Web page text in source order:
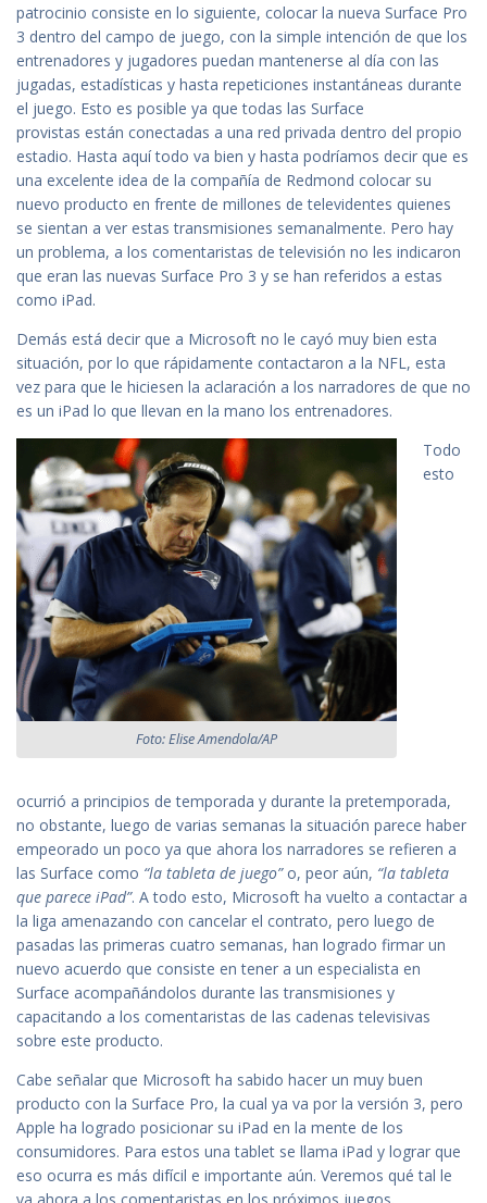
patrocinio consiste en lo siguiente, colocar la nueva Surface Pro
3 dentro del campo de juego, con la simple intención de que los
entrenadores y jugadores puedan mantenerse al día con las
jugadas, estadísticas y hasta repeticiones instantáneas durante
el juego. Esto es posible ya que todas las Surface
provistas están conectadas a una red privada dentro del propio
estadio. Hasta aquí todo va bien y hasta podríamos decir que es
una excelente idea de la compañía de Redmond colocar su
nuevo producto en frente de millones de televidentes quienes
se sientan a ver estas transmisiones semanalmente. Pero hay
un problema, a los comentaristas de televisión no les indicaron
que eran las nuevas Surface Pro 3 y se han referidos a estas
como iPad.
Demás está decir que a Microsoft no le cayó muy bien esta
situación, por lo que rápidamente contactaron a la NFL, esta
vez para que le hiciesen la aclaración a los narradores de que no
es un iPad lo que llevan en la mano los entrenadores.
Foto: Elise Amendola/AP
Todo
esto
ocurrió a principios de temporada y durante la pretemporada,
no obstante, luego de varias semanas la situación parece haber
empeorado un poco ya que ahora los narradores se refieren a
las Surface como “la tableta de juego”o, peor aún, “la tableta
que parece iPad”. A todo esto, Microsoft ha vuelto a contactar a
la liga amenazando con cancelar el contrato, pero luego de
pasadas las primeras cuatro semanas, han logrado firmar un
nuevo acuerdo que consiste en tener a un especialista en
Surface acompañándolos durante las transmisiones y
capacitando a los comentaristas de las cadenas televisivas
sobre este producto.
Cabe señalar que Microsoft ha sabido hacer un muy buen
producto con la Surface Pro, la cual ya va por la versión 3, pero
Apple ha logrado posicionar su iPad en la mente de los
consumidores. Para estos una tablet se llama iPad y lograr que
eso ocurra es más difícil e importante aún. Veremos qué tal le